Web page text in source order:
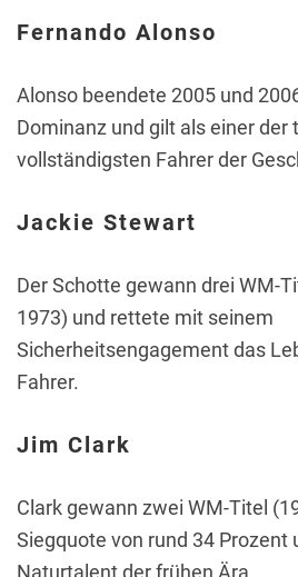
Fernando Alonso
Alonso beendete 2005 und
Dominanz und gilt als einer der
vollständigsten Fahrer der
Jackie Stewart
Der Schotte gewann drei WM-
1973) und rettete mit seinem
Sicherheitsengagement das
Fahrer.
Jim Clark
Clark gewann zwei WM-Titel
Siegquote von rund 34 Prozent
Naturtalent der frühen Ära.